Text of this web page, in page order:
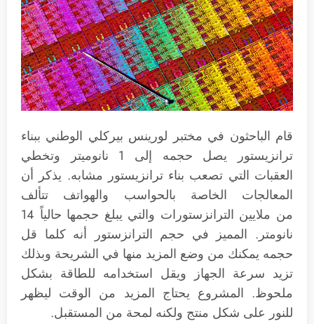
قام الباحثون في مختبر لورينس بيركلي الوطني ببناء
ترانزيستور يصل حجمه إلى 1 نانوميتر وتخطي
العقبات التي تصعب بناء ترانزيستور مشابه. يذكر أن
المعالجات الخاصة بالحواسب والهواتف تتألف
من ملايين الترانزستورات والتي يبلغ حجمها حالياً 14
نانومتر. المميز في حجم الترانزستور أنه كلما قل
حجمه يمكنك من وضع المزيد منها في الشريحة وبذلك
تزيد سرعة الجهاز ويقل استخدامه للطاقة بشكل
ملحوظ. المشروع يحتاج المزيد من الوقت ليظهر
للنور على شكل منتج ولكنه لمحة من المستقبل.